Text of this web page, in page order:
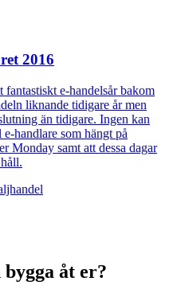
2016
e-handelsår bakom
liknande tidigare år men
än tidigare. Ingen kan
handlare som hängt på
Monday samt att dessa dagar
åt er?